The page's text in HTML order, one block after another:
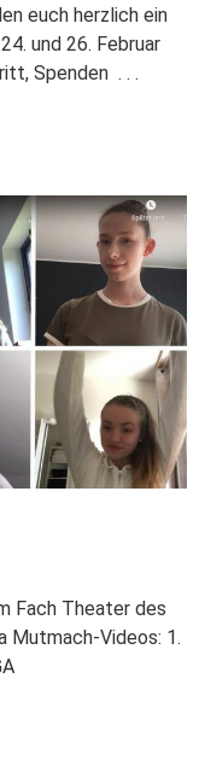
euch herzlich ein
und 26. Februar
Spenden . . .
Fach Theater des
Mutmach-Videos: 1.